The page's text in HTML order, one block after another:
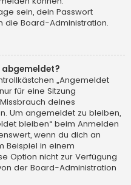
sein, dein Passwort
die Board-Administration.
„Angemeldet
für eine Sitzung
deines
Um angemeldet zu bleiben,
bleiben“ beim Anmelden
wenn du dich an
Beispiel in einem
Option nicht zur Verfügung
der Board-Administration